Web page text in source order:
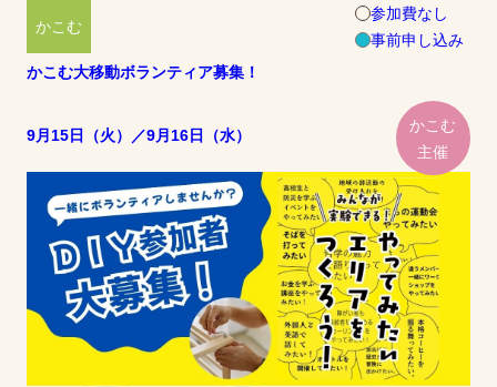
かこむ
参加費なし
事前申し込み
かこむ大移動ボランティア募集！
9月15日（火）／9月16日（水）
かこむ
主催